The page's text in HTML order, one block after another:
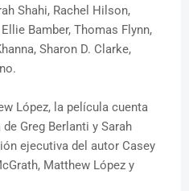
Shahi, Rachel Hilson,
Bamber, Thomas Flynn,
Sharon D. Clarke,
López, la película cuenta
Greg Berlanti y Sarah
ejecutiva del autor Casey
Matthew López y